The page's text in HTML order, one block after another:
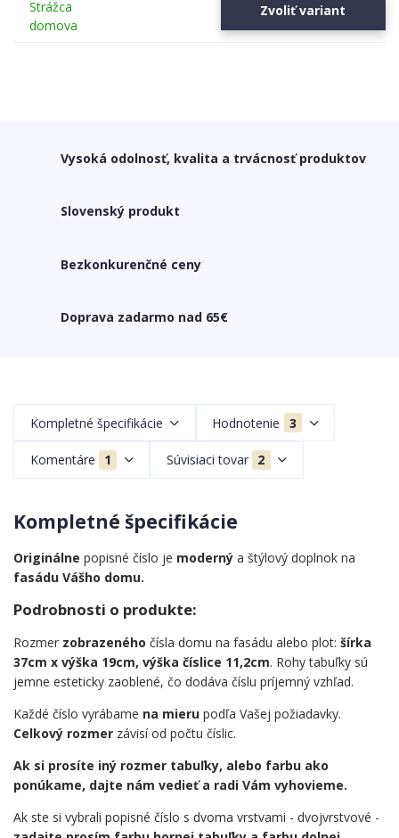
Zvoliť variant
Vysoká odolnosť, kvalita a trvácnosť produktov
Slovenský produkt
Bezkonkurenčné ceny
Doprava zadarmo nad 65€
Kompletné špecifikácie Hodnotenie 3
Komentáre 1 Súvisiaci tovar 2
Kompletné špecifikácie
Originálne popisné číslo je moderný a štýlový doplnok na
fasádu Vášho domu.
Podrobnosti o produkte:
Rozmer zobrazeného čísla domu na fasádu alebo plot: šírka
37cm x výška 19cm, výška číslice 11,2cm. Rohy tabuľky sú
jemne esteticky zaoblené, čo dodáva číslu príjemný vzhľad.
Každé číslo vyrábame na mieru podľa Vašej požiadavky.
Celkový rozmer závisí od počtu číslic.
Ak si prosíte iný rozmer tabuľky, alebo farbu ako
ponúkame, dajte nám vedieť a radi Vám vyhovieme.
Ak ste si vybrali popisné číslo s dvoma vrstvami - dvojvrstvové -